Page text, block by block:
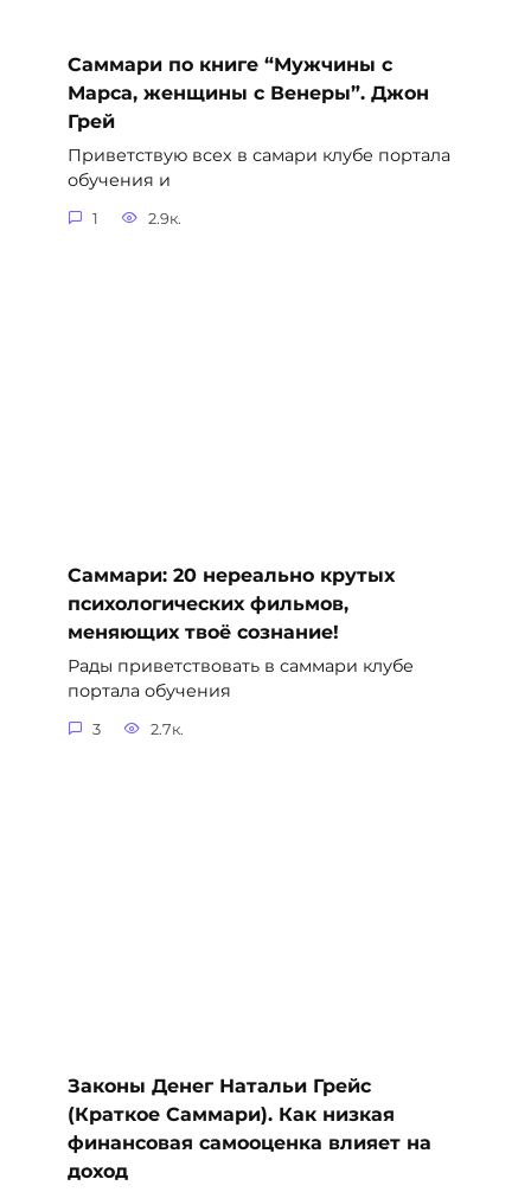
Саммари по книге “Мужчины с
Марса, женщины с Венеры”. Джон
Грей
Приветствую всех в самари клубе портала
обучения и
1 2.9к.
Саммари: 20 нереально крутых
психологических фильмов,
меняющих твоё сознание!
Рады приветствовать в саммари клубе
портала обучения
3 2.7к.
Законы Денег Натальи Грейс
(Краткое Саммари). Как низкая
финансовая самооценка влияет на
доход